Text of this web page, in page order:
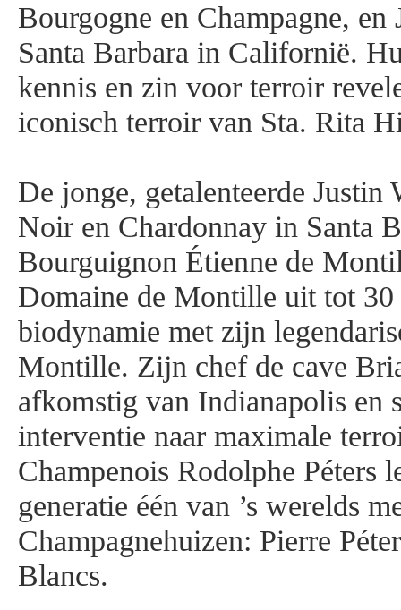
Bourgogne en Champagne,
Santa Barbara in Californië.
kennis en zin voor terroir
iconisch terroir van Sta. Rita
De jonge, getalenteerde
Noir en Chardonnay in Santa
Bourguignon Étienne de
Domaine de Montille uit tot 30
biodynamie met zijn
Montille. Zijn chef de cave
afkomstig van Indianapolis en
interventie naar maximale
Champenois Rodolphe Péters
generatie één van ’s werelds
Champagnehuizen: Pierre
Blancs.